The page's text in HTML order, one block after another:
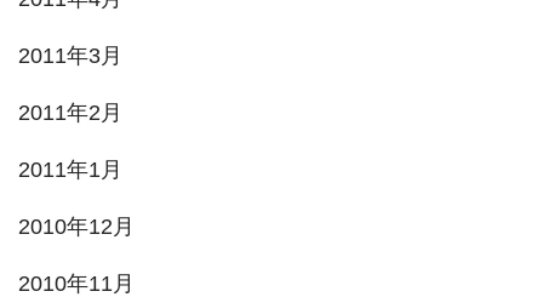
2011年3月
2011年2月
2011年1月
2010年12月
2010年11月